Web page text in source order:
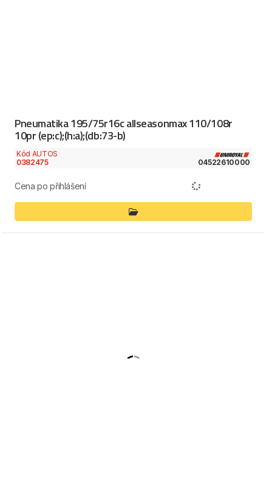
Pneumatika 195/75r16c allseasonmax 110/108r
10pr (ep:c);(h:a);(db:73-b)
Kód AUTOS
0382475
04522610000
Cena po přihlášení